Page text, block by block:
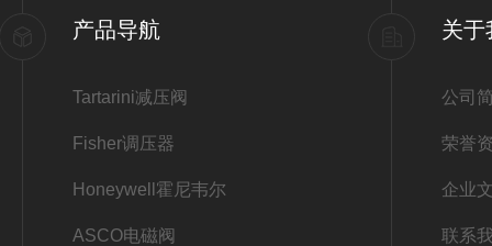
产品导航
Tartarini减压阀
Fisher调压器
Honeywell霍尼韦尔
ASCO电磁阀
关于
公司
荣誉
企业
联系